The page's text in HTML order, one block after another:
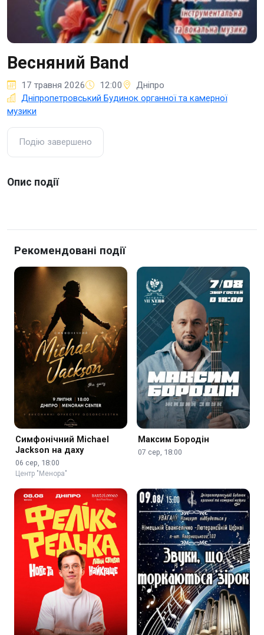
Весняний Band
17 травня 2026 12:00
Дніпро
Дніпропетровський Будинок органної та камерної
музики
Подію завершено
Опис події
Рекомендовані події
Симфонічний Michael
Jackson на даху
06 сер, 18:00
Центр "Менора"
Максим Бородін
07 сер, 18:00